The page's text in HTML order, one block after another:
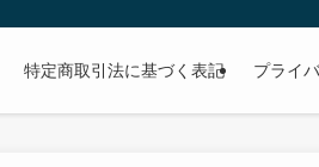
特定商取引法に基づく表記 プライ